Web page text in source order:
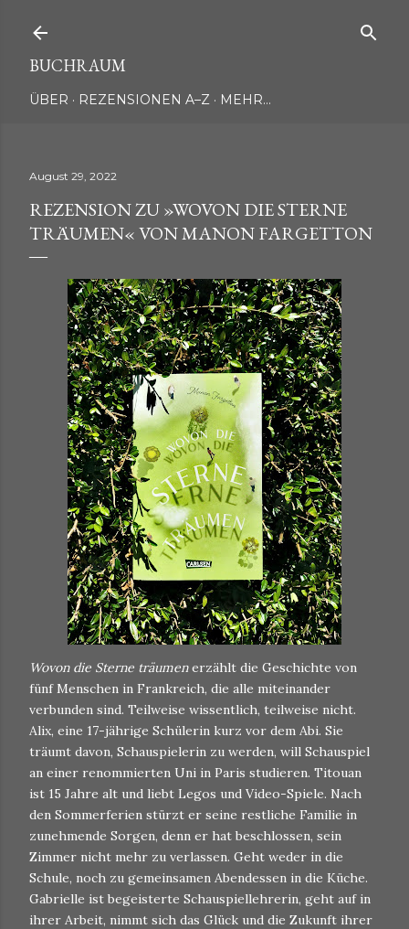
BUCHRAUM
ÜBER REZENSIONEN A–Z MEHR…
August 29, 2022
REZENSION ZU »WOVON DIE STERNE
TRÄUMEN« VON MANON FARGETTON
Wovon die Sterne träumenerzählt die Geschichte von
fünf Menschen in Frankreich, die alle miteinander
verbunden sind. Teilweise wissentlich, teilweise nicht.
Alix, eine 17-jährige Schülerin kurz vor dem Abi. Sie
träumt davon, Schauspielerin zu werden, will Schauspiel
an einer renommierten Uni in Paris studieren. Titouan
ist 15 Jahre alt und liebt Legos und Video-Spiele. Nach
den Sommerferien stürzt er seine restliche Familie in
zunehmende Sorgen, denn er hat beschlossen, sein
Zimmer nicht mehr zu verlassen. Geht weder in die
Schule, noch zu gemeinsamen Abendessen in die Küche.
Gabrielle ist begeisterte Schauspiellehrerin, geht auf in
ihrer Arbeit, nimmt sich das Glück und die Zukunft ihrer